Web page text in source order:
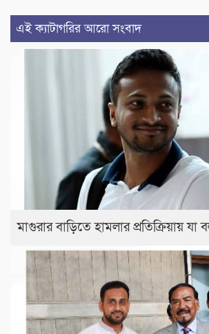
এই ক্যাটাগরির আরো সংবাদ
মাগুরার বাড়িতে হামলার প্রতিক্রিয়ায় যা